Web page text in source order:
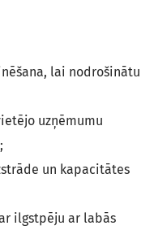
lai nodrošinātu
uzņēmumu
un kapacitātes
ilgstpēju ar labās